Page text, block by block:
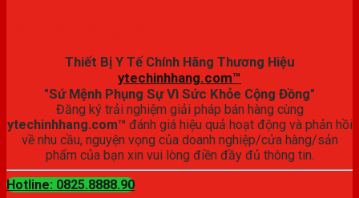
Thiết Bị Y Tế Chính Hãng Thương Hiệu
ytechinhhang.com™
"Sứ Mệnh Phụng Sự Vì Sức Khỏe Cộng Đồng"
Đăng ký trải nghiệm giải pháp bán hàng cùng
ytechinhhang.com™ đánh giá hiệu quả hoạt động và phản hồi
về nhu cầu, nguyện vọng của doanh nghiệp/cửa hàng/sản
phẩm của bạn xin vui lòng điền đầy đủ thông tin.
Hotline: 0825.8888.90